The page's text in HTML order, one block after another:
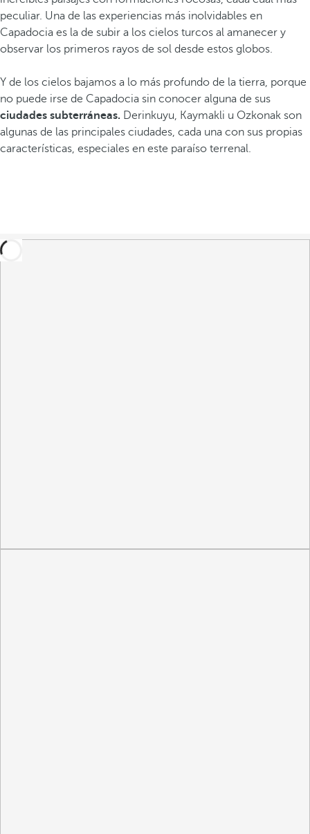
peculiar. Una de las experiencias más inolvidables en
Capadocia es la de subir a los cielos turcos al amanecer y
observar los primeros rayos de sol desde estos globos.
Y de los cielos bajamos a lo más profundo de la tierra, porque
no puede irse de Capadocia sin conocer alguna de sus
ciudades subterráneas. Derinkuyu, Kaymakli u Ozkonak son
algunas de las principales ciudades, cada una con sus propias
características, especiales en este paraíso terrenal.